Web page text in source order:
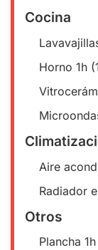
Cocina
Horno 1h
Aire
Radiador
Otros
Plancha